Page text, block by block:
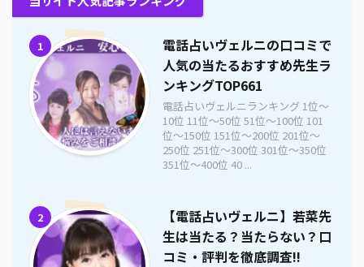
1
電話占いヴェルニの口コミで
人気の当たるおすすめ先生ラ
ンキングTOP661
電話占いヴェルニランキング 1位〜
10位 11位〜50位 51位〜100位 101
位〜150位 151位〜200位 201位〜
250位 251位〜300位 301位〜350位
351位〜400位 40 ...
2
【電話占いヴェルニ】若菜先
生は当たる？当たらない？口
コミ・評判を徹底調査!!